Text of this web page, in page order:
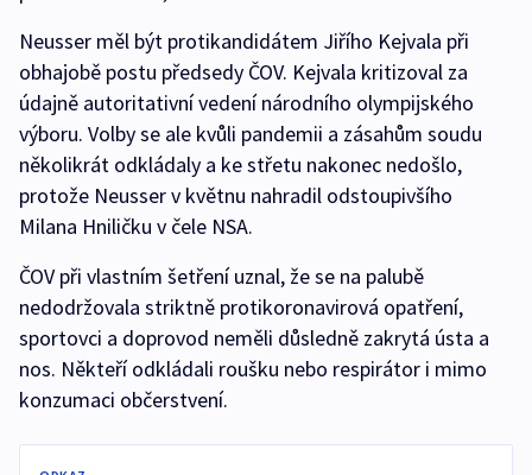
Neusser měl být protikandidátem Jiřího Kejvala při
obhajobě postu předsedy ČOV. Kejvala kritizoval za
údajně autoritativní vedení národního olympijského
výboru. Volby se ale kvůli pandemii a zásahům soudu
několikrát odkládaly a ke střetu nakonec nedošlo,
protože Neusser v květnu nahradil odstoupivšího
Milana Hniličku v čele NSA.
ČOV při vlastním šetření uznal, že se na palubě
nedodržovala striktně protikoronavirová opatření,
sportovci a doprovod neměli důsledně zakrytá ústa a
nos. Někteří odkládali roušku nebo respirátor i mimo
konzumaci občerstvení.